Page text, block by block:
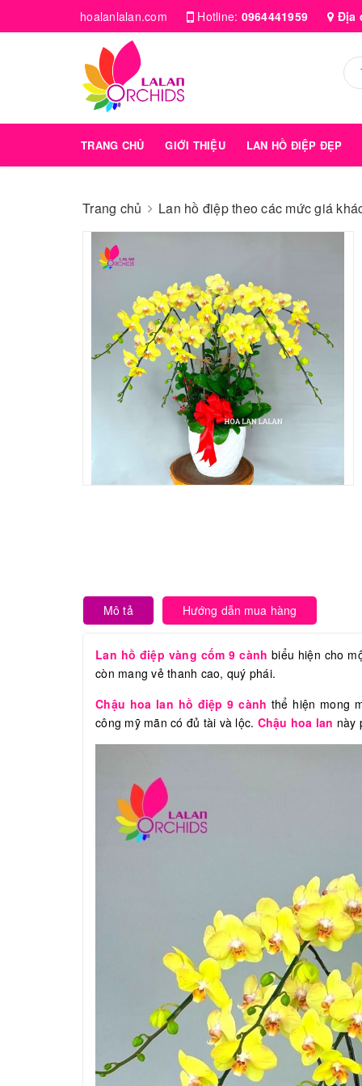
hoalanlalan.com Hotline: 0964441959 Địa
TRANG CHỦ GIỚI THIỆU LAN HỒ ĐIỆP ĐẸP
Trang chủ Lan hồ điệp theo các mức giá
Mô tả Hướng dẫn mua hàng
Lan hồ điệp vàng cốm 9 cành biểu hiện cho
còn mang vẻ thanh cao, quý phái.
Chậu hoa lan hồ điệp 9 cành thể hiện mong
công mỹ mãn có đủ tài và lộc. Chậu hoa lan này